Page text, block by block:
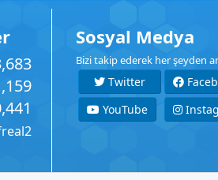
Sosyal Medya
Bizi takip ederek her şeyden
Twitter
YouTube